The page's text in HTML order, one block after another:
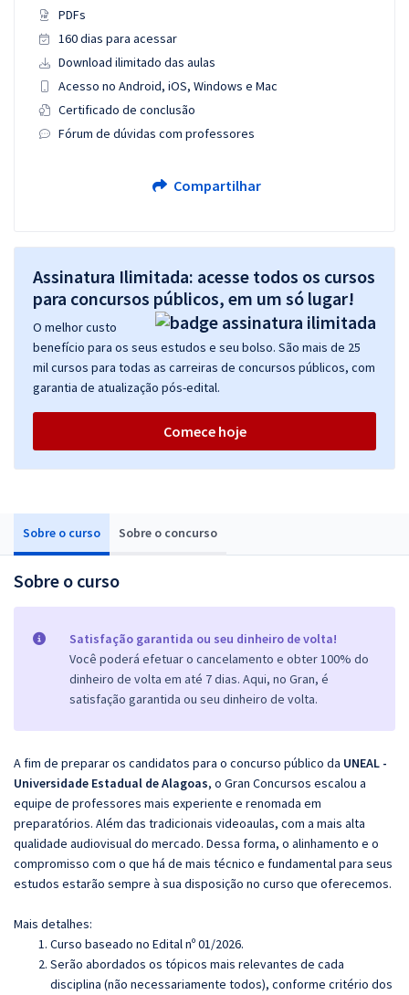
Sobre o curso Sobre o concurso
Sobre o curso
Satisfação garantida ou seu dinheiro de volta!
Você poderá efetuar o cancelamento e obter 100% do
dinheiro de volta em até 7 dias. Aqui, no Gran, é
satisfação garantida ou seu dinheiro de volta.
A fim de preparar os candidatos para o concurso público da UNEAL -
Universidade Estadual de Alagoas, o Gran Concursos escalou a
equipe de professores mais experiente e renomada em
preparatórios. Além das tradicionais videoaulas, com a mais alta
qualidade audiovisual do mercado. Dessa forma, o alinhamento e o
compromisso com o que há de mais técnico e fundamental para seus
estudos estarão sempre à sua disposição no curso que oferecemos.
Mais detalhes:
Curso baseado no Edital nº 01/2026.
Serão abordados os tópicos mais relevantes de cada
disciplina (não necessariamente todos), conforme critério dos
PDFs
160 dias para acessar
Download ilimitado das aulas
Acesso no Android, iOS, Windows e Mac
Certificado de conclusão
Fórum de dúvidas com professores
Compartilhar
Assinatura Ilimitada: acesse todos os cursos
para concursos públicos, em um só lugar!
O melhor custo
benefício para os seus estudos e seu bolso. São mais de 25
mil cursos para todas as carreiras de concursos públicos, com
garantia de atualização pós-edital.
Comece hoje